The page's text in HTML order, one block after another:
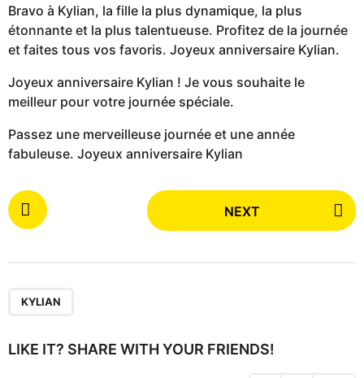
Bravo à Kylian, la fille la plus dynamique, la plus
étonnante et la plus talentueuse. Profitez de la journée
et faites tous vos favoris. Joyeux anniversaire Kylian.
Joyeux anniversaire Kylian ! Je vous souhaite le
meilleur pour votre journée spéciale.
Passez une merveilleuse journée et une année
fabuleuse. Joyeux anniversaire Kylian
P
o
i
NEXT
KYLIAN
LIKE IT? SHARE WITH YOUR FRIENDS!